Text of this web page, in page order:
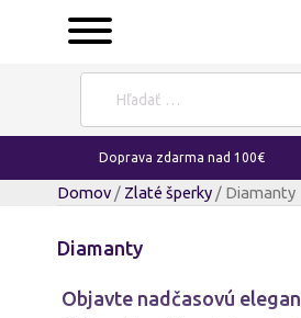
Doprava zdarma nad 100€
Domov / Zlaté šperky / Diamanty
Diamanty
Objavte nadčasovú